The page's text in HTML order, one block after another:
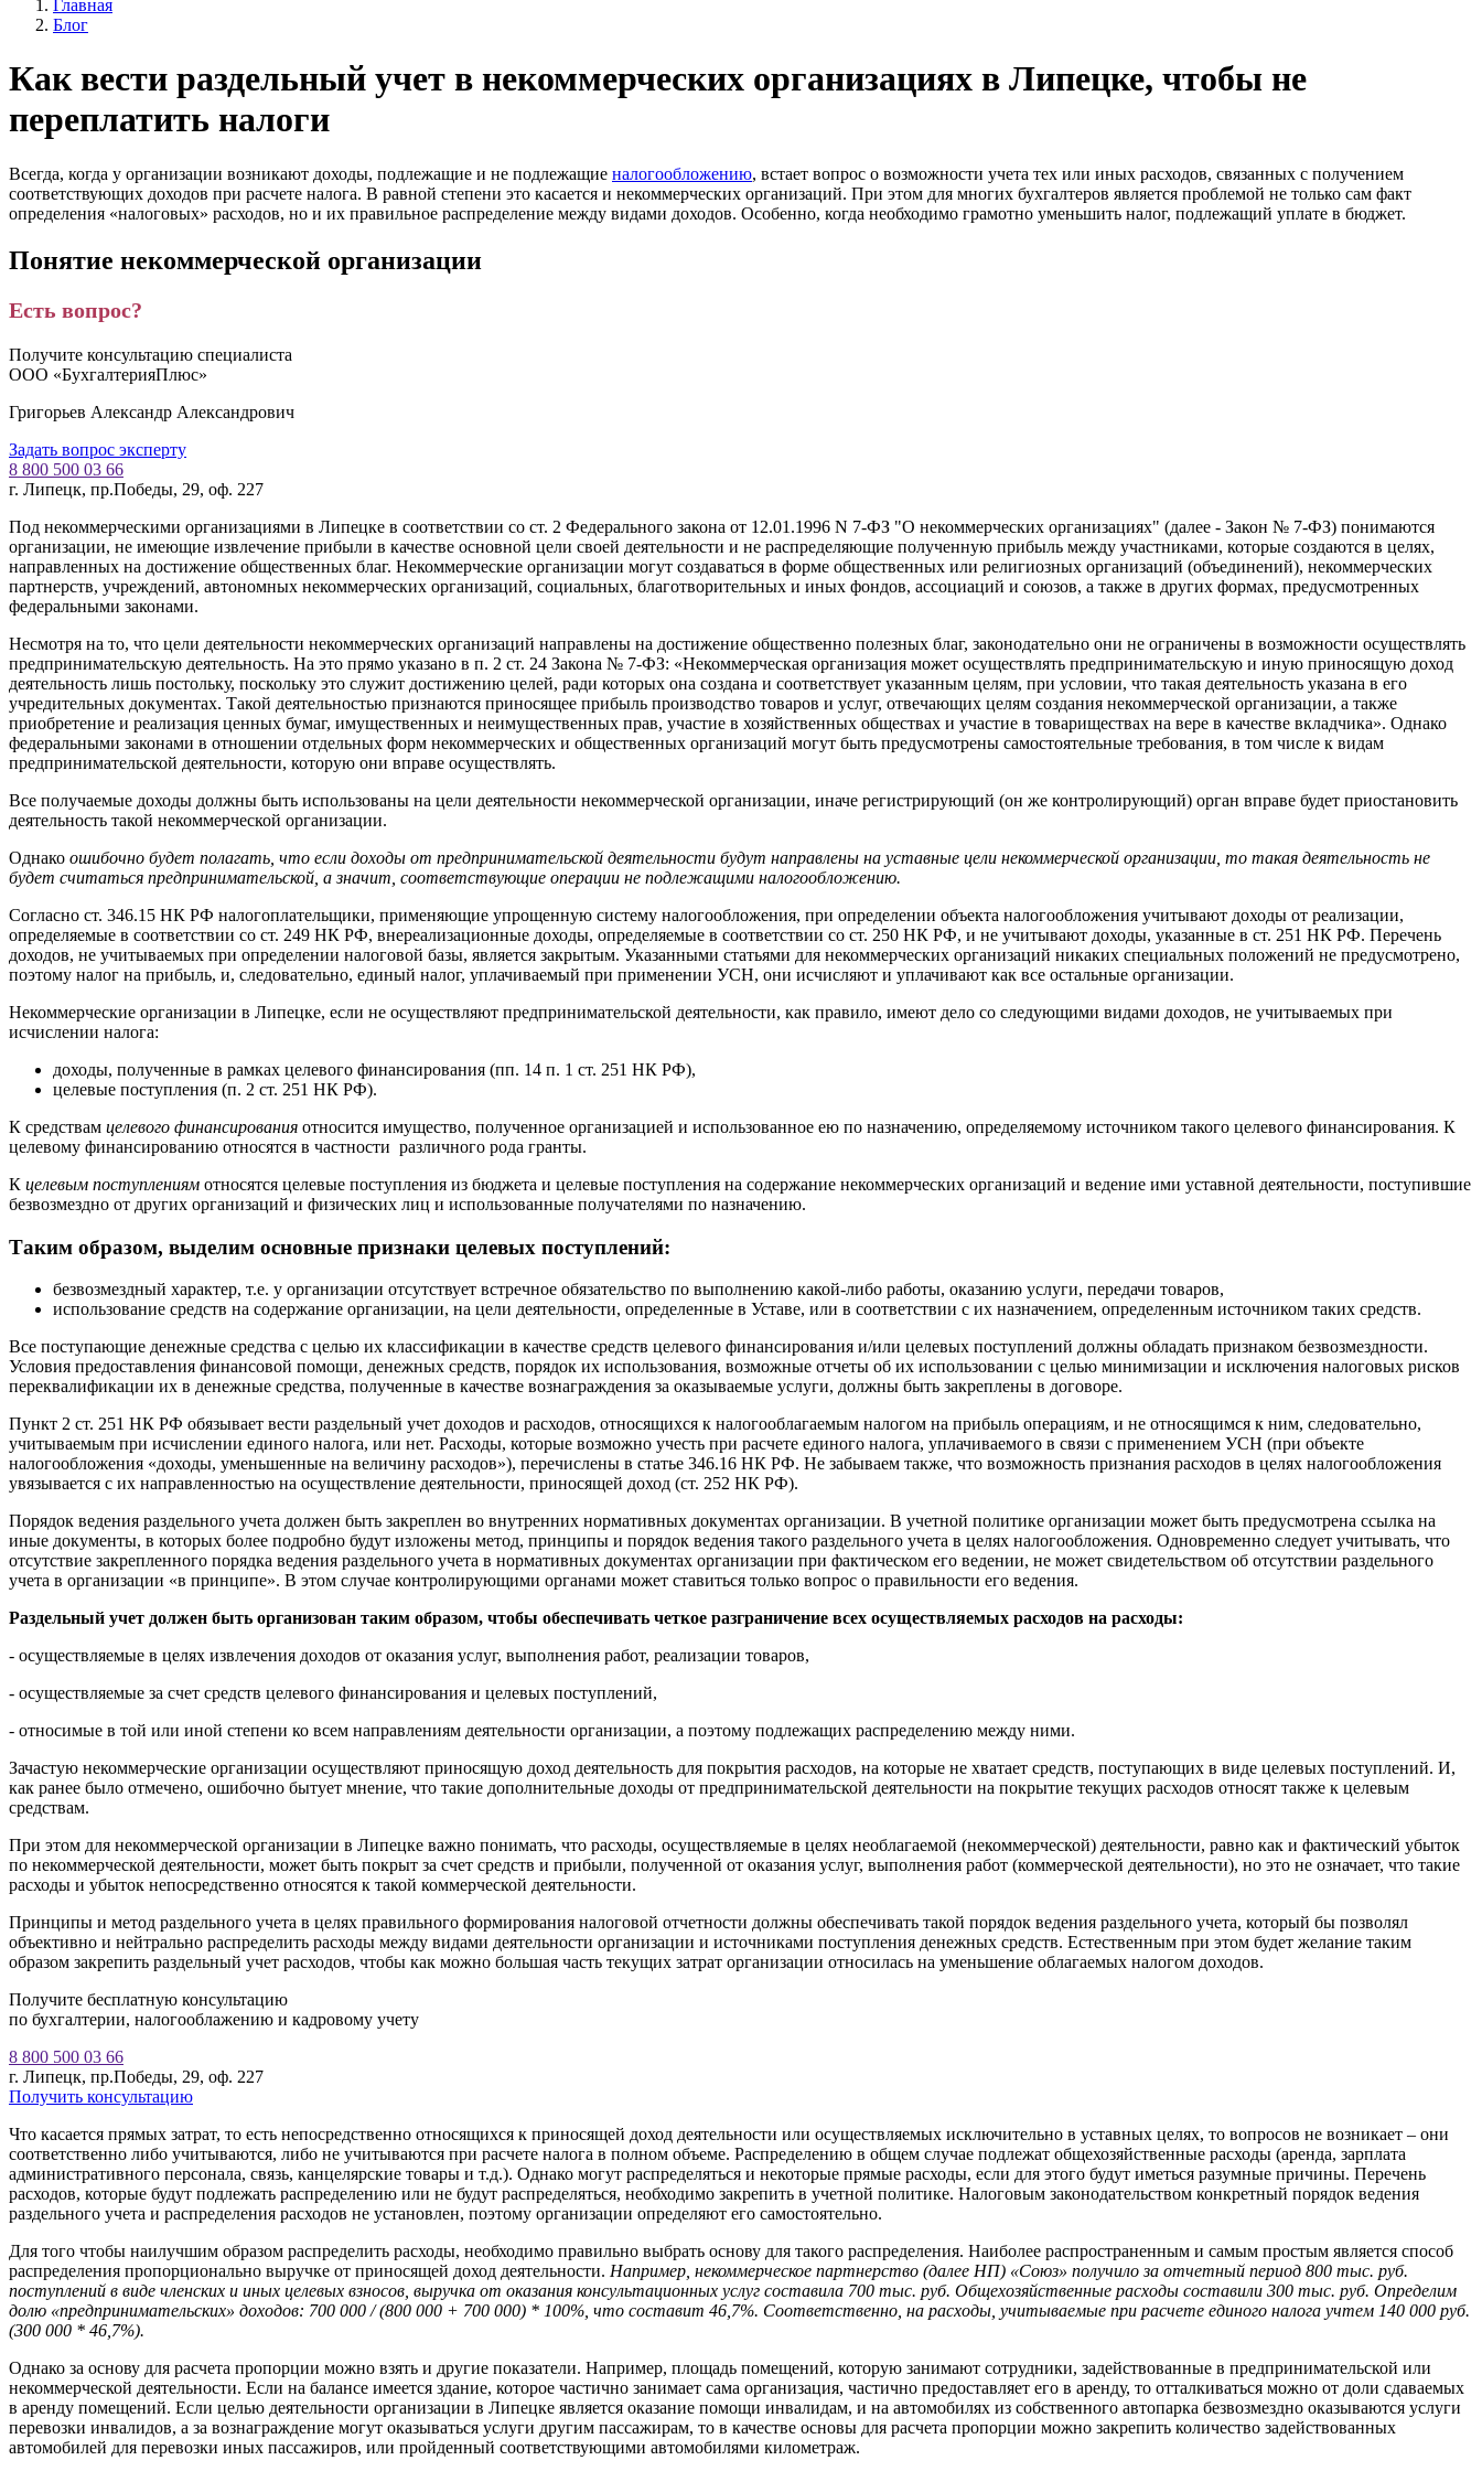
Главная
Блог
Как вести раздельный учет в некоммерческих организациях в Липецке, чтобы не
переплатить налоги
Всегда, когда у организации возникают доходы, подлежащие и не подлежащие налогообложению, встает вопрос о возможности учета тех или иных расходов, связанных с получением
соответствующих доходов при расчете налога. В равной степени это касается и некоммерческих организаций. При этом для многих бухгалтеров является проблемой не только сам факт
определения «налоговых» расходов, но и их правильное распределение между видами доходов. Особенно, когда необходимо грамотно уменьшить налог, подлежащий уплате в бюджет.
Понятие некоммерческой организации
Есть вопрос?
Получите консультацию специалиста
ООО «БухгалтерияПлюс»
Григорьев Александр Александрович
Задать вопрос эксперту
8 800 500 03 66
г. Липецк, пр.Победы, 29, оф. 227
Под некоммерческими организациями в Липецке в соответствии со ст. 2 Федерального закона от 12.01.1996 N 7-ФЗ "О некоммерческих организациях" (далее - Закон № 7-ФЗ) понимаются
организации, не имеющие извлечение прибыли в качестве основной цели своей деятельности и не распределяющие полученную прибыль между участниками, которые создаются в целях,
направленных на достижение общественных благ. Некоммерческие организации могут создаваться в форме общественных или религиозных организаций (объединений), некоммерческих
партнерств, учреждений, автономных некоммерческих организаций, социальных, благотворительных и иных фондов, ассоциаций и союзов, а также в других формах, предусмотренных
федеральными законами.
Несмотря на то, что цели деятельности некоммерческих организаций направлены на достижение общественно полезных благ, законодательно они не ограничены в возможности осуществлять
предпринимательскую деятельность. На это прямо указано в п. 2 ст. 24 Закона № 7-ФЗ: «Некоммерческая организация может осуществлять предпринимательскую и иную приносящую доход
деятельность лишь постольку, поскольку это служит достижению целей, ради которых она создана и соответствует указанным целям, при условии, что такая деятельность указана в его
учредительных документах. Такой деятельностью признаются приносящее прибыль производство товаров и услуг, отвечающих целям создания некоммерческой организации, а также
приобретение и реализация ценных бумаг, имущественных и неимущественных прав, участие в хозяйственных обществах и участие в товариществах на вере в качестве вкладчика». Однако
федеральными законами в отношении отдельных форм некоммерческих и общественных организаций могут быть предусмотрены самостоятельные требования, в том числе к видам
предпринимательской деятельности, которую они вправе осуществлять.
Все получаемые доходы должны быть использованы на цели деятельности некоммерческой организации, иначе регистрирующий (он же контролирующий) орган вправе будет приостановить
деятельность такой некоммерческой организации.
Однако ошибочно будет полагать, что если доходы от предпринимательской деятельности будут направлены на уставные цели некоммерческой организации, то такая деятельность не
будет считаться предпринимательской, а значит, соответствующие операции не подлежащими налогообложению.
Согласно ст. 346.15 НК РФ налогоплательщики, применяющие упрощенную систему налогообложения, при определении объекта налогообложения учитывают доходы от реализации,
определяемые в соответствии со ст. 249 НК РФ, внереализационные доходы, определяемые в соответствии со ст. 250 НК РФ, и не учитывают доходы, указанные в ст. 251 НК РФ. Перечень
доходов, не учитываемых при определении налоговой базы, является закрытым. Указанными статьями для некоммерческих организаций никаких специальных положений не предусмотрено,
поэтому налог на прибыль, и, следовательно, единый налог, уплачиваемый при применении УСН, они исчисляют и уплачивают как все остальные организации.
Некоммерческие организации в Липецке, если не осуществляют предпринимательской деятельности, как правило, имеют дело со следующими видами доходов, не учитываемых при
исчислении налога:
доходы, полученные в рамках целевого финансирования (пп. 14 п. 1 ст. 251 НК РФ),
целевые поступления (п. 2 ст. 251 НК РФ).
К средствам целевого финансирования относится имущество, полученное организацией и использованное ею по назначению, определяемому источником такого целевого финансирования. К
целевому финансированию относятся в частности различного рода гранты.
К целевым поступлениям относятся целевые поступления из бюджета и целевые поступления на содержание некоммерческих организаций и ведение ими уставной деятельности, поступившие
безвозмездно от других организаций и физических лиц и использованные получателями по назначению.
Таким образом, выделим основные признаки целевых поступлений:
безвозмездный характер, т.е. у организации отсутствует встречное обязательство по выполнению какой-либо работы, оказанию услуги, передачи товаров,
использование средств на содержание организации, на цели деятельности, определенные в Уставе, или в соответствии с их назначением, определенным источником таких средств.
Все поступающие денежные средства с целью их классификации в качестве средств целевого финансирования и/или целевых поступлений должны обладать признаком безвозмездности.
Условия предоставления финансовой помощи, денежных средств, порядок их использования, возможные отчеты об их использовании с целью минимизации и исключения налоговых рисков
переквалификации их в денежные средства, полученные в качестве вознаграждения за оказываемые услуги, должны быть закреплены в договоре.
Пункт 2 ст. 251 НК РФ обязывает вести раздельный учет доходов и расходов, относящихся к налогооблагаемым налогом на прибыль операциям, и не относящимся к ним, следовательно,
учитываемым при исчислении единого налога, или нет. Расходы, которые возможно учесть при расчете единого налога, уплачиваемого в связи с применением УСН (при объекте
налогообложения «доходы, уменьшенные на величину расходов»), перечислены в статье 346.16 НК РФ. Не забываем также, что возможность признания расходов в целях налогообложения
увязывается с их направленностью на осуществление деятельности, приносящей доход (ст. 252 НК РФ).
Порядок ведения раздельного учета должен быть закреплен во внутренних нормативных документах организации. В учетной политике организации может быть предусмотрена ссылка на
иные документы, в которых более подробно будут изложены метод, принципы и порядок ведения такого раздельного учета в целях налогообложения. Одновременно следует учитывать, что
отсутствие закрепленного порядка ведения раздельного учета в нормативных документах организации при фактическом его ведении, не может свидетельством об отсутствии раздельного
учета в организации «в принципе». В этом случае контролирующими органами может ставиться только вопрос о правильности его ведения.
Раздельный учет должен быть организован таким образом, чтобы обеспечивать четкое разграничение всех осуществляемых расходов на расходы:
- осуществляемые в целях извлечения доходов от оказания услуг, выполнения работ, реализации товаров,
- осуществляемые за счет средств целевого финансирования и целевых поступлений,
- относимые в той или иной степени ко всем направлениям деятельности организации, а поэтому подлежащих распределению между ними.
Зачастую некоммерческие организации осуществляют приносящую доход деятельность для покрытия расходов, на которые не хватает средств, поступающих в виде целевых поступлений. И,
как ранее было отмечено, ошибочно бытует мнение, что такие дополнительные доходы от предпринимательской деятельности на покрытие текущих расходов относят также к целевым
средствам.
При этом для некоммерческой организации в Липецке важно понимать, что расходы, осуществляемые в целях необлагаемой (некоммерческой) деятельности, равно как и фактический убыток
по некоммерческой деятельности, может быть покрыт за счет средств и прибыли, полученной от оказания услуг, выполнения работ (коммерческой деятельности), но это не означает, что такие
расходы и убыток непосредственно относятся к такой коммерческой деятельности.
Принципы и метод раздельного учета в целях правильного формирования налоговой отчетности должны обеспечивать такой порядок ведения раздельного учета, который бы позволял
объективно и нейтрально распределить расходы между видами деятельности организации и источниками поступления денежных средств. Естественным при этом будет желание таким
образом закрепить раздельный учет расходов, чтобы как можно большая часть текущих затрат организации относилась на уменьшение облагаемых налогом доходов.
Получите бесплатную консультацию
по бухгалтерии, налогооблажению и кадровому учету
8 800 500 03 66
г. Липецк, пр.Победы, 29, оф. 227
Получить консультацию
Что касается прямых затрат, то есть непосредственно относящихся к приносящей доход деятельности или осуществляемых исключительно в уставных целях, то вопросов не возникает – они
соответственно либо учитываются, либо не учитываются при расчете налога в полном объеме. Распределению в общем случае подлежат общехозяйственные расходы (аренда, зарплата
административного персонала, связь, канцелярские товары и т.д.). Однако могут распределяться и некоторые прямые расходы, если для этого будут иметься разумные причины. Перечень
расходов, которые будут подлежать распределению или не будут распределяться, необходимо закрепить в учетной политике. Налоговым законодательством конкретный порядок ведения
раздельного учета и распределения расходов не установлен, поэтому организации определяют его самостоятельно.
Для того чтобы наилучшим образом распределить расходы, необходимо правильно выбрать основу для такого распределения. Наиболее распространенным и самым простым является способ
распределения пропорционально выручке от приносящей доход деятельности. Например, некоммерческое партнерство (далее НП) «Союз» получило за отчетный период 800 тыс. руб.
поступлений в виде членских и иных целевых взносов, выручка от оказания консультационных услуг составила 700 тыс. руб. Общехозяйственные расходы составили 300 тыс. руб. Определим
долю «предпринимательских» доходов: 700 000 / (800 000 + 700 000) * 100%, что составит 46,7%. Соответственно, на расходы, учитываемые при расчете единого налога учтем 140 000 руб.
(300 000 * 46,7%).
Однако за основу для расчета пропорции можно взять и другие показатели. Например, площадь помещений, которую занимают сотрудники, задействованные в предпринимательской или
некоммерческой деятельности. Если на балансе имеется здание, которое частично занимает сама организация, частично предоставляет его в аренду, то отталкиваться можно от доли сдаваемых
в аренду помещений. Если целью деятельности организации в Липецке является оказание помощи инвалидам, и на автомобилях из собственного автопарка безвозмездно оказываются услуги
перевозки инвалидов, а за вознаграждение могут оказываться услуги другим пассажирам, то в качестве основы для расчета пропорции можно закрепить количество задействованных
автомобилей для перевозки иных пассажиров, или пройденный соответствующими автомобилями километраж.